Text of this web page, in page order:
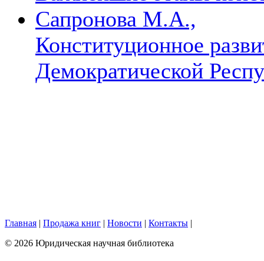
Сапронова М.А.,
Конституционное
Демократической
Главная | Продажа книг | Новости | Контакты |
© 2026 Юридическая научная библиотека